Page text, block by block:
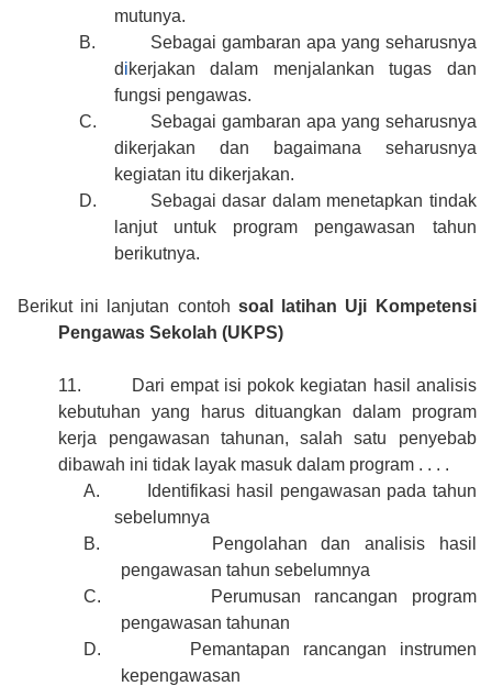
mutunya.
B.
Sebagai gambaran apa yang seharusnya
dikerjakan dalam menjalankan tugas dan
fungsi pengawas.
C.
Sebagai gambaran apa yang seharusnya
dikerjakan dan bagaimana seharusnya
kegiatan itu dikerjakan.
D.
Sebagai dasar dalam menetapkan tindak
lanjut untuk program pengawasan tahun
berikutnya.
Berikut ini lanjutan contoh soal latihan Uji Kompetensi
Pengawas Sekolah (UKPS)
11.
Dari empat isi pokok kegiatan hasil analisis
kebutuhan yang harus dituangkan dalam program
kerja pengawasan tahunan, salah satu penyebab
dibawah ini tidak layak masuk dalam program . . . .
A.
Identifikasi hasil pengawasan pada tahun
sebelumnya
B.
Pengolahan dan analisis hasil
pengawasan tahun sebelumnya
C.
Perumusan rancangan program
pengawasan tahunan
D.
Pemantapan rancangan instrumen
kepengawasan